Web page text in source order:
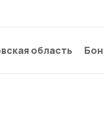
область